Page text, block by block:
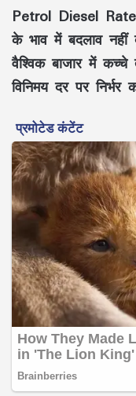
Petrol Diesel
के भाव में बदलाव
वैश्विक बाजार में
विनिमय दर पर निर्भर